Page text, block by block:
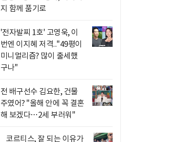
지 함께 품기로
'전자발찌 1호' 고영욱, 이
번엔 이지혜 저격.."49평이
미니멀리즘? 많이 출세했
구나"
전 배구선수 김요한, 건물
주였어? "올해 안에 꼭 결혼
해 보겠다…2세 부러워"
코르티스, 잘 되는 이유가